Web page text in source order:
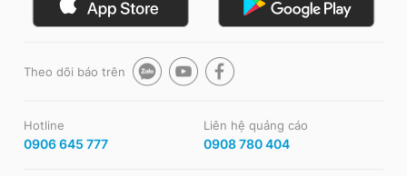
Theo dõi báo trên
Hotline
0906 645 777
Liên hệ quảng cáo
0908 780 404